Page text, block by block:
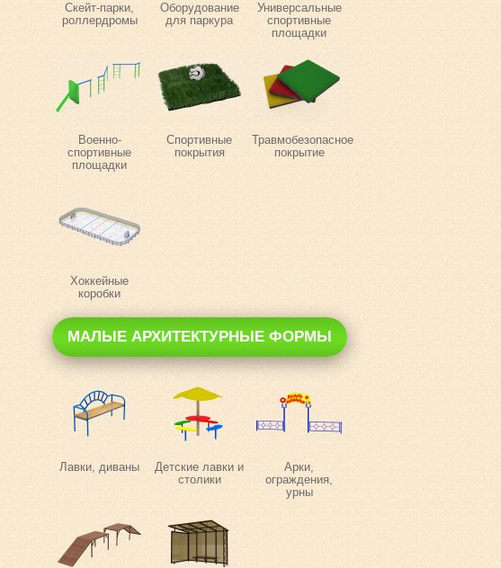
Скейт-парки,
роллердромы
Оборудование
для паркура
Универсальные
спортивные
площадки
Военно-
спортивные
площадки
Спортивные
покрытия
Травмобезопасное
покрытие
Хоккейные
коробки
МАЛЫЕ АРХИТЕКТУРНЫЕ ФОРМЫ
Лавки, диваны
Детские лавки и
столики
Арки,
ограждения,
урны